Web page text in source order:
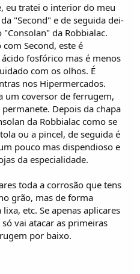
eu tratei o interior do meu
"Second" e de seguida dei-
da Robbialac.
Second, este é
fosfórico mas é menos
com os olhos. É
nos Hipermercados.
um coversor de ferrugem,
Depois da chapa
da Robbialac como se
ou a pincel, de seguida é
pouco mas dispendioso e
da especialidade.
toda a corrosão que tens
grão, mas de forma
etc. Se apenas aplicares
vai atacar as primeiras
por baixo.